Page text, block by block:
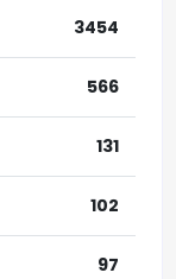
3454
566
131
102
97